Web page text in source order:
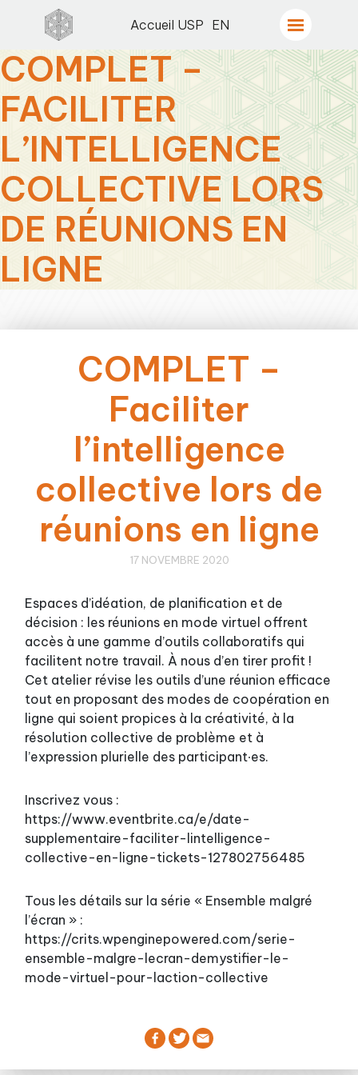
Accueil USP EN
COMPLET –
FACILITER
L’INTELLIGENCE
COLLECTIVE LORS
DE RÉUNIONS EN
LIGNE
COMPLET –
Faciliter
l’intelligence
collective lors de
réunions en ligne
17 NOVEMBRE 2020
Espaces d’idéation, de planification et de
décision : les réunions en mode virtuel offrent
accès à une gamme d’outils collaboratifs qui
facilitent notre travail. À nous d’en tirer profit !
Cet atelier révise les outils d’une réunion efficace
tout en proposant des modes de coopération en
ligne qui soient propices à la créativité, à la
résolution collective de problème et à
l’expression plurielle des participant∙es.
Inscrivez vous :
https://www.eventbrite.ca/e/date-
supplementaire-faciliter-lintelligence-
collective-en-ligne-tickets-127802756485
Tous les détails sur la série « Ensemble malgré
l’écran » :
https://crits.wpenginepowered.com/serie-
ensemble-malgre-lecran-demystifier-le-
mode-virtuel-pour-laction-collective